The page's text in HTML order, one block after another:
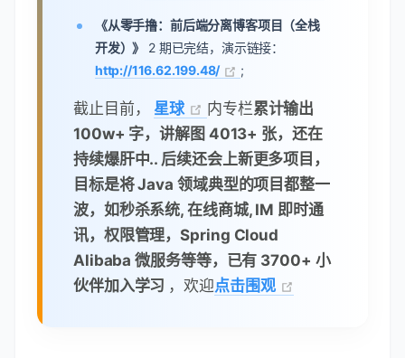
《从零手撸：前后端分离博客项目（全栈
开发）》
2 期已完结，演示链接：
http://116.62.199.48/
;
截止目前， 星球 内专栏累计输出
100w+ 字，讲解图 4013+ 张，还在
持续爆肝中.. 后续还会上新更多项目，
目标是将 Java 领域典型的项目都整一
波，如秒杀系统, 在线商城, IM 即时通
讯，权限管理，Spring Cloud
Alibaba 微服务等等，已有 3700+ 小
伙伴加入学习 ，欢迎点击围观